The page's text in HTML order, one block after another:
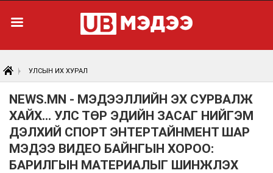
УЛСЫН ИХ ХУРАЛ
NEWS.MN - МЭДЭЭЛЛИЙН ЭХ СУРВАЛЖ
ХАЙХ... УЛС ТӨР ЭДИЙН ЗАСАГ НИЙГЭМ
ДЭЛХИЙ СПОРТ ЭНТЕРТАЙНМЕНТ ШАР
МЭДЭЭ ВИДЕО БАЙНГЫН ХОРОО:
БАРИЛГЫН МАТЕРИАЛЫГ ШИНЖЛЭХ